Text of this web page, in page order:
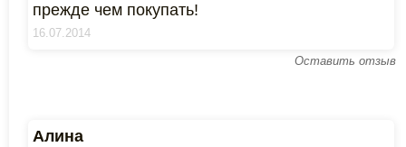
прежде чем покупать!
16.07.2014
Оставить отзыв
Алина